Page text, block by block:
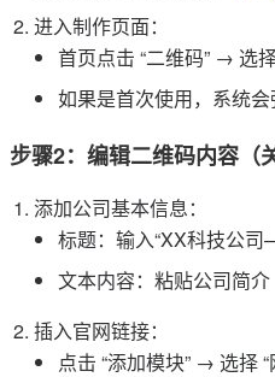
进入制作页面：
首页点击 “二维码” → 选
如果是首次使用，系统会
步骤2：编辑二维码内容（
添加公司基本信息：
标题：输入“XX科技公
文本内容：粘贴公司简介
插入官网链接：
点击 “添加模块” → 选择